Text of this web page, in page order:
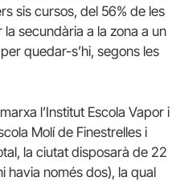
sis cursos, del 56% de les
secundària a la zona a un
quedar-s’hi, segons les
l’Institut Escola Vapor i
Molí de Finestrelles i
la ciutat disposarà de 22
havia només dos), la qual